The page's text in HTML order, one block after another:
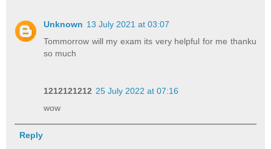
Unknown 13 July 2021 at 03:07
Tommorrow will my exam its very helpful for me thanku
so much
1212121212 25 July 2022 at 07:16
wow
Reply